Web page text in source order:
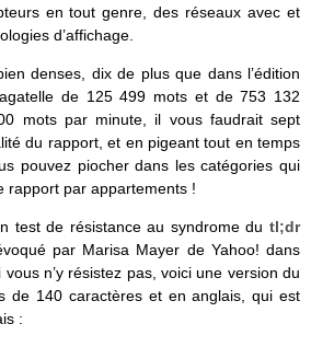
en tout genre, des réseaux avec et
d’affichage.
denses, dix de plus que dans l’édition
de 125 499 mots et de 753 132
mots par minute, il vous faudrait sept
du rapport, et en pigeant tout en temps
pouvez piocher dans les catégories qui
rapport par appartements !
test de résistance au syndrome du tl;dr
par Marisa Mayer de Yahoo! dans
vous n’y résistez pas, voici une version du
de 140 caractères et en anglais, qui est
: